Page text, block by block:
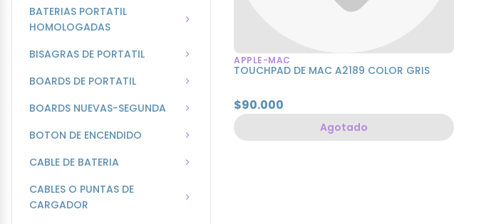
BATERIAS PORTATIL
HOMOLOGADAS
BISAGRAS DE PORTATIL
BOARDS DE PORTATIL
BOARDS NUEVAS-SEGUNDA
BOTON DE ENCENDIDO
CABLE DE BATERIA
CABLES O PUNTAS DE
CARGADOR
APPLE-MAC
TOUCHPAD DE MAC A2189 COLOR GRIS
$90.000
Agotado